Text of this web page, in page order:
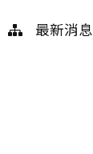
口
網站導覽
最新消息